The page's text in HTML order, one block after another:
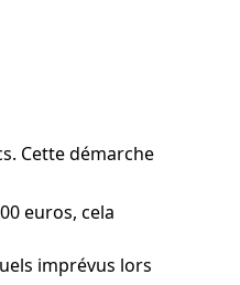
Cette démarche
euros, cela
imprévus lors